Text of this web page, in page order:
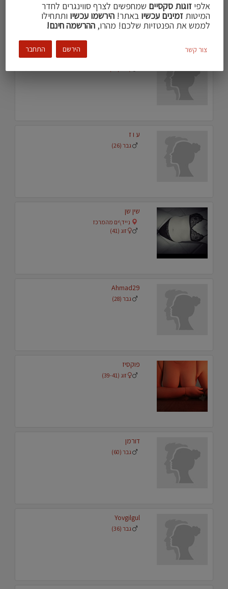
ע ו ז
גבר (26)
שין שן
נייד\ים מהמרכז
זוג (41)
Ahmad29
גבר (28)
פוקסיז
זוג (39-41)
דורמן
גבר (60)
Yovgilgul
גבר (36)
אלפיזוגות סקסיים שמחפשים לצרף סווינגרים לחדר
המיטותזמינים עכשיו באתר!הירשמו עכשיו ותתחילו
לממש את הפנטזיות שלכם! מהרו,ההרשמה חינם!
הירשם התחבר צור קשר